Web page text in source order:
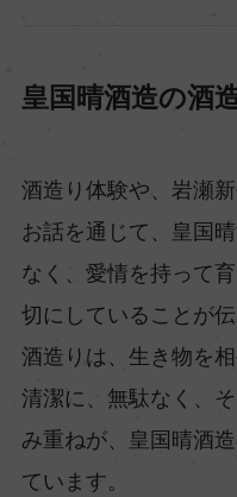
皇国晴酒造の酒
酒造り体験や、岩瀬
お話を通じて、皇国
なく、愛情を持って
切にしていることが伝
酒造りは、生き物を
清潔に、無駄なく、
み重ねが、皇国晴酒
ています。